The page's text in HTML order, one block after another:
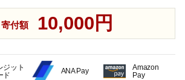
寄付額 10,000円
ジット
ド
ANA Pay
Amazon
Pay